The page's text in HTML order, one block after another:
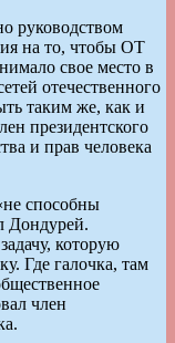
руководством
на то, чтобы ОТ
свое место в
отечественного
таким же, как и
президентского
и прав человека
способны
Дондурей.
которую
Где галочка, там
член